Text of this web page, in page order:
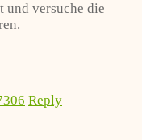
und versuche die
Reply